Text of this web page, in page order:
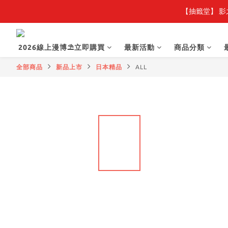
【抽籤堂】
2026線上漫博⛱️立即購買
最新活動 商品分類
全部商品 新品上市 日本精品 ALL